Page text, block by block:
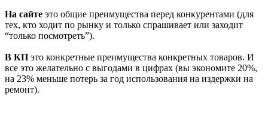
На сайте это общие преимущества перед конкурентами (для
тех, кто ходит по рынку и только спрашивает или заходит
“только посмотреть”).
В КП это конкретные преимущества конкретных товаров. И
все это желательно с выгодами в цифрах (вы экономите 20%,
на 23% меньше потерь за год использования на издержки на
ремонт).